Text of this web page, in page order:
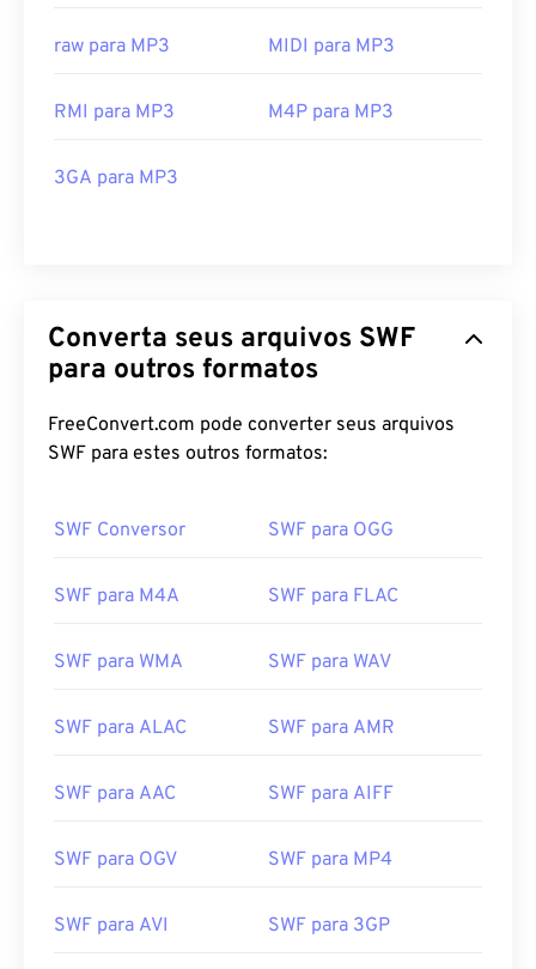
raw para MP3 MIDI para MP3
RMI para MP3 M4P para MP3
3GA para MP3
Converta seus arquivos SWF
para outros formatos
FreeConvert.com pode converter seus arquivos
SWF para estes outros formatos:
SWF Conversor SWF para OGG
SWF para M4A SWF para FLAC
SWF para WMA SWF para WAV
SWF para ALAC SWF para AMR
SWF para AAC SWF para AIFF
SWF para OGV SWF para MP4
SWF para AVI SWF para 3GP